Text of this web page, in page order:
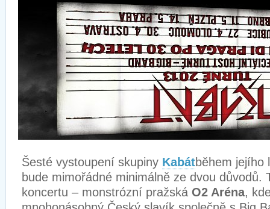
Šesté vystoupení skupiny Kabátběhem jejího
bude mimořádné minimálně ze dvou
koncertu – monstrózní pražská O2 Aréna,